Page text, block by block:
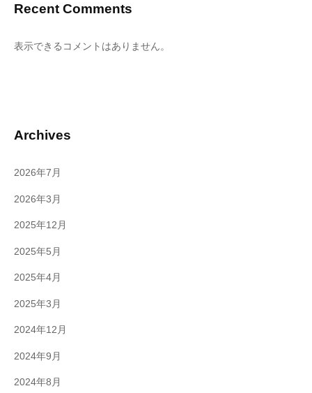
Recent Comments
表示できるコメントはありません。
Archives
2026年7月
2026年3月
2025年12月
2025年5月
2025年4月
2025年3月
2024年12月
2024年9月
2024年8月